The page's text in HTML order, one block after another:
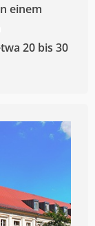
einem
20 bis 30